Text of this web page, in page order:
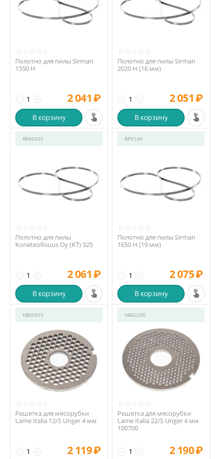
Полотно для пилы Sirman
1550 H
+
− 2 041 ₽
В корзину
Полотно для пилы Sirman
2020 H (16 мм)
+
− 2 051 ₽
В корзину
RP66635
Полотно для пилы
Koneteollisuus Oy (KT) 325
+
− 2 061 ₽
В корзину
RP5149
Полотно для пилы Sirman
1650 H (19 мм)
+
− 2 075₽
В корзину
HB35975
Решетка для мясорубки
Lame Italia 12/S Unger 4 мм
+
− 2 119₽
HB42295
Решетка для мясорубки
Lame Italia 22/S Unger 4 мм
100700
+
− 2 190₽